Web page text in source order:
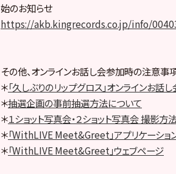
始のお知らせ
https://akb.kingrecords.co.jp/info/
その他、オンラインお話し会参加時の注意事
＊「久しぶりのリップグロス」オンラインお話
＊抽選企画の事前抽選方法について
＊１ショット写真会・２ショット写真会 撮影方
＊「WithLIVE Meet&Greet」アプリケーショ
＊「WithLIVE Meet&Greet」ウェブページ